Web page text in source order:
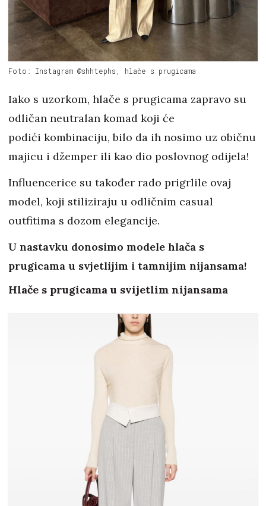
Foto: Instagram @shhtephs, hlače s prugicama
Iako s uzorkom, hlače s prugicama zapravo su
odličan neutralan komad koji će
podići kombinaciju, bilo da ih nosimo uz običnu
majicu i džemper ili kao dio poslovnog odijela!
Influencerice su također rado prigrlile ovaj
model, koji stiliziraju u odličnim casual
outfitima s dozom elegancije.
U nastavku donosimo modele hlača s
prugicama u svjetlijim i tamnijim nijansama!
Hlače s prugicama u svijetlim nijansama